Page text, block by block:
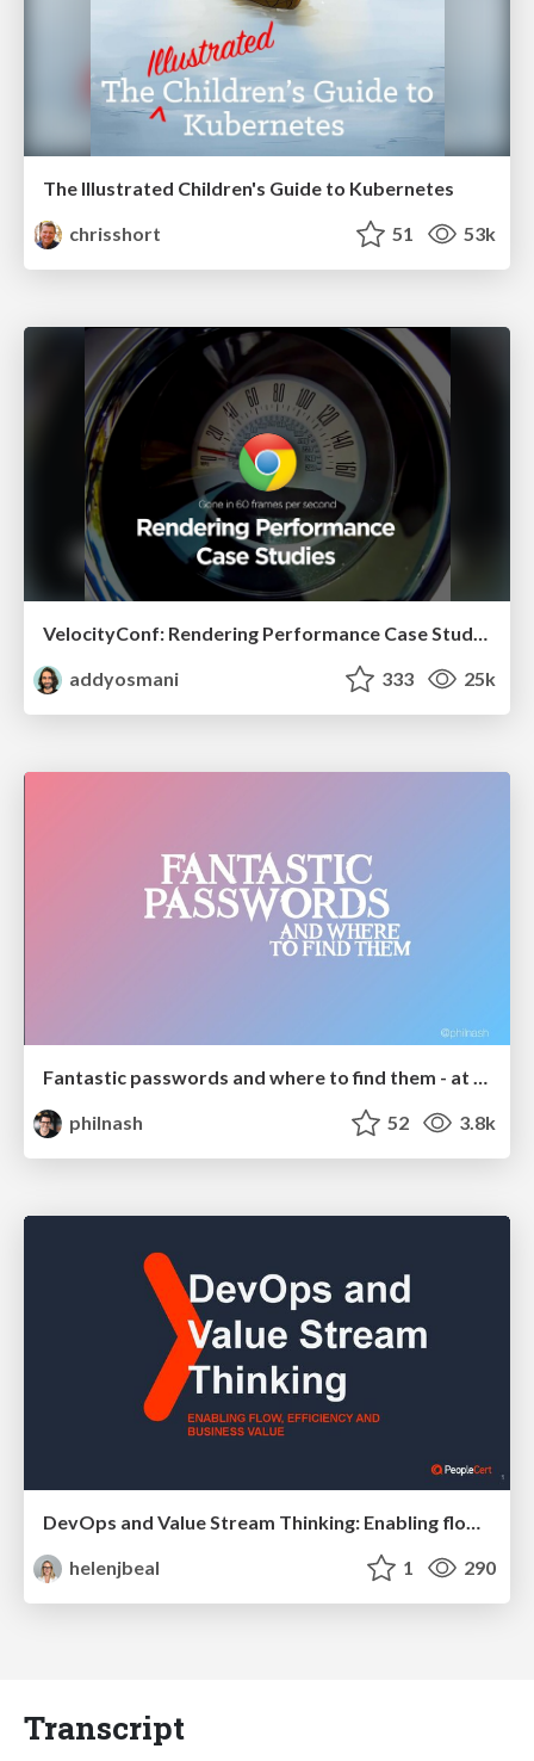
The Illustrated Children's Guide to Kubernetes
chrisshort
51 53k
VelocityConf: Rendering Performance Case Studies
addyosmani
333 25k
Fantastic passwords and where to find them - at NoRuKo
philnash
52 3.8k
helenjbeal
1 290
Transcript